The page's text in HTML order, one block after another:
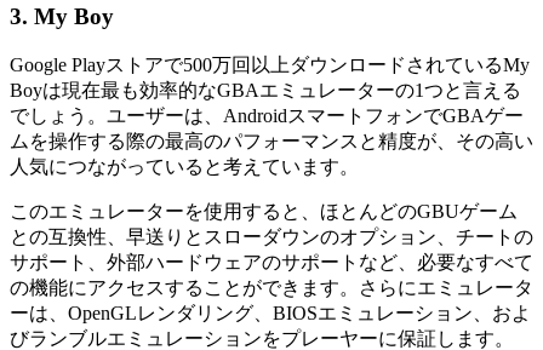
3. My Boy
Google Playストアで500万回以上ダウンロードされているMy
Boyは現在最も効率的なGBAエミュレーターの1つと言える
でしょう。ユーザーは、AndroidスマートフォンでGBAゲー
ムを操作する際の最高のパフォーマンスと精度が、その高い
人気につながっていると考えています。
このエミュレーターを使用すると、ほとんどのGBUゲーム
との互換性、早送りとスローダウンのオプション、チートの
サポート、外部ハードウェアのサポートなど、必要なすべて
の機能にアクセスすることができます。さらにエミュレータ
ーは、OpenGLレンダリング、BIOSエミュレーション、およ
びランブルエミュレーションをプレーヤーに保証します。